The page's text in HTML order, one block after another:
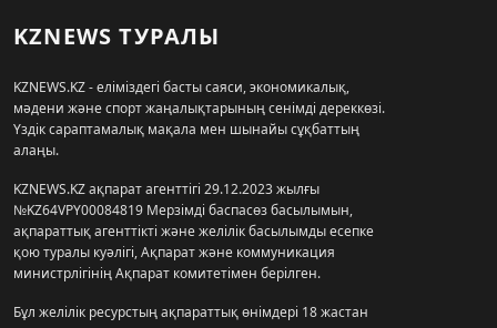
KZNEWS ТУРАЛЫ
KZNEWS.KZ - еліміздегі басты саяси, экономикалық,
мәдени және спорт жаңалықтарының сенімді дереккөзі.
Үздік сараптамалық мақала мен шынайы сұқбаттың
алаңы.
KZNEWS.KZ ақпарат агенттігі 29.12.2023 жылғы
№KZ64VPY00084819 Мерзімді баспасөз басылымын,
ақпараттық агенттікті және желілік басылымды есепке
қою туралы куәлігі, Ақпарат және коммуникация
министрлігінің Ақпарат комитетімен берілген.
Бұл желілік ресурстың ақпараттық өнімдері 18 жастан